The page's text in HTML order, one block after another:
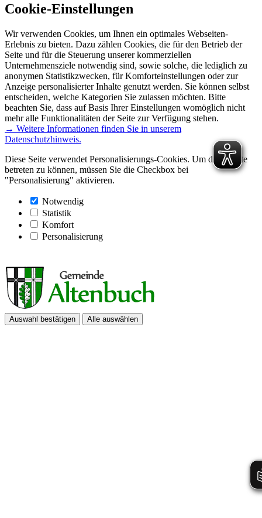
Cookie-Einstellungen
Wir verwenden Cookies, um Ihnen ein optimales Webseiten-
Erlebnis zu bieten. Dazu zählen Cookies, die für den Betrieb der
Seite und für die Steuerung unserer kommerziellen
Unternehmensziele notwendig sind, sowie solche, die lediglich zu
anonymen Statistikzwecken, für Komforteinstellungen oder zur
Anzeige personalisierter Inhalte genutzt werden. Sie können selbst
entscheiden, welche Kategorien Sie zulassen möchten. Bitte
beachten Sie, dass auf Basis Ihrer Einstellungen womöglich nicht
mehr alle Funktionalitäten der Seite zur Verfügung stehen.
→ Weitere Informationen finden Sie in unserem
Datenschutzhinweis.
Diese Seite verwendet Personalisierungs-Cookies. Um diese Seite
betreten zu können, müssen Sie die Checkbox bei
"Personalisierung" aktivieren.
Notwendig
Statistik
Komfort
Personalisierung
Auswahl bestätigen Alle auswählen